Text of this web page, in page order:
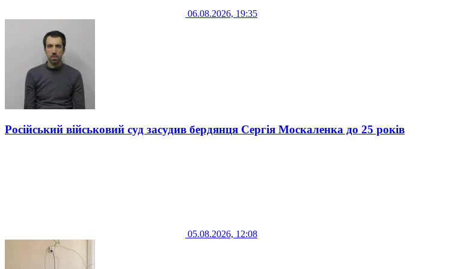
06.08.2026, 19:35
Російський військовий суд засудив бердянця Сергія Москаленка до 25 років
05.08.2026, 12:08